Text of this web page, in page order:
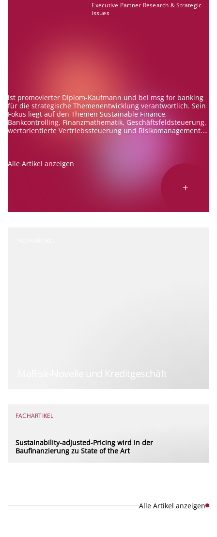
Executive Partner Research & Strategic
issues
ist promovierter Diplom-Kaufmann und bei msg for banking
für die strategische Themenentwicklung verantwortlich. Sein
Fokus liegt auf den Themen Sustainable Finance,
Bankcontrolling, Finanzmathematik, Geschäftsfeldsteuerung,
wertorientierte Vertriebssteuerung und Risikomanagement.
Alle Artikel anzeigen
+
MaRisk-Novelle und Kreditgeschäft
FACHARTIKEL
Sustainability-adjusted-Pricing wird in der
Baufinanzierung zu State of the Art
Alle Artikel anzeigen